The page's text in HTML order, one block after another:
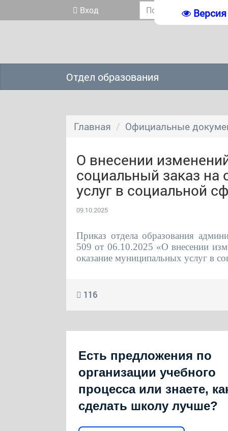
Вход
Отдел образования
Главная Официальные
О внесении
социальный заказ на
услуг в социальной
09.10.2025
Приказ отдела образования
509 от 06.10.2025 «О внесении
оказание муниципальных услуг в
116
Есть предложения по
организации учебного
процесса или знаете,
сделать школу лучше?